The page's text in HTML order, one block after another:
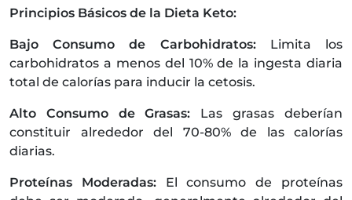
Principios Básicos de la Dieta Keto:
Bajo Consumo de Carbohidratos:Limita los
carbohidratos a menos del 10% de la ingesta diaria
total de calorías para inducir la cetosis.
Alto Consumo de Grasas: Las grasas deberían
constituir alrededor del 70-80% de las calorías
diarias.
Proteínas Moderadas:El consumo de proteínas